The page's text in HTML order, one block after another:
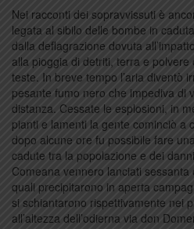
Nei racconti dei sopravvissuti è
legata al sibilo delle bombe in
dalla deflagrazione dovuta
alla pioggia di detriti, terra e
teste. In breve tempo l’aria diventò
pesante fumo nero che impediva di
distanza. Cessate le esplosioni, in
pianti e lamenti la gente cominciò a
dopo alcune ore fu possibile fare
cadute tra la popolazione e dei
Comeana vennero lanciati
quali precipitarono in aperta
si schiantarono rispettivamente nei
all’altezza dell’odierna via don